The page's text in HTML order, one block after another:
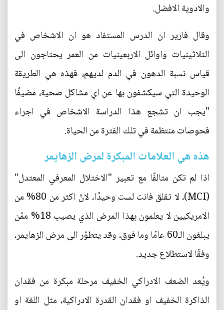
والادوية الافضل.
وقال فارير ان الدرس المستفاد هو ان الاشخاص في
الثلاثينيات واوائل الاربعينيات من العمر يحتاجون الى
قياس نسبة الدهون في الدم لديهم، فهذه هي الطريقة
الوحيدة التي سيكشفون بها عن اي مشاكل صحية، مضيفًا
"يجب ان تشجع هذا الدراسة الاشخاص في اجراء
فحوصات منتظمة في تلك الفترة من الحياة.
هذه هي العلامات المبكرة لمرض الزهايمر
اذا لم تكن متالفًا مع تعبير "الاختلال المعرفي المعتدل"
(MCI)، لا تقلق فانت لست وحيدًا، لانّ اكثر من 80% من
الامريكيين لا يعلمون بهذا المرض الذي يصيب 18% ممّن
يبلغون الـ60 عامًا وما فوق، وقد يتطوّر الى مرض الزهايمر،
وفقًا لاستطلاع جديد.
ويُعد الضعف الادراكي الخفيف مرحلة مبكرة من فقدان
الذاكرة الخفيف او فقدان القدرة الادراكية، مثل اللغة او